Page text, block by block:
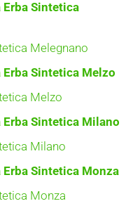
Erba Sintetica
Melegnano
Erba Sintetica Melzo
Melzo
Erba Sintetica Milano
Milano
Erba Sintetica Monza
Monza